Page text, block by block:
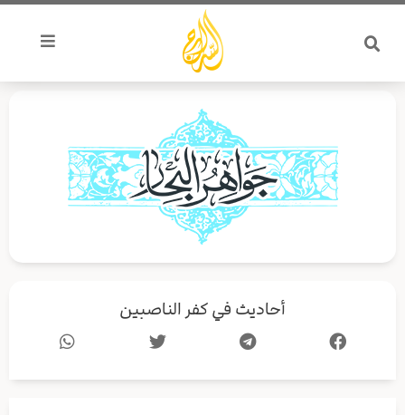
تخطي
المحتوى
أحاديث في كفر الناصبين